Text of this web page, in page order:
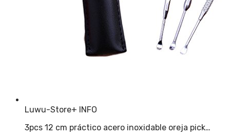
Luwu-Store+ INFO
3pcs 12 cm práctico acero inoxidable oreja pick…